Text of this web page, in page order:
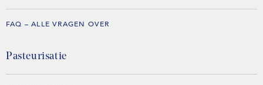
FAQ – ALLE VRAGEN OVER
Pasteurisatie